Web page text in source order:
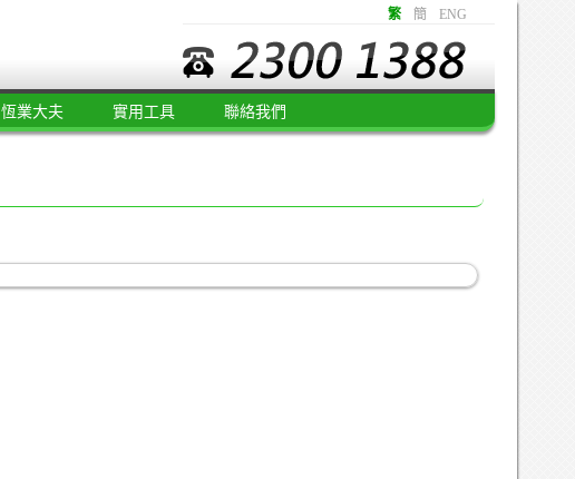
繁 簡 ENG
恆業大夫 實用工具 聯絡我們